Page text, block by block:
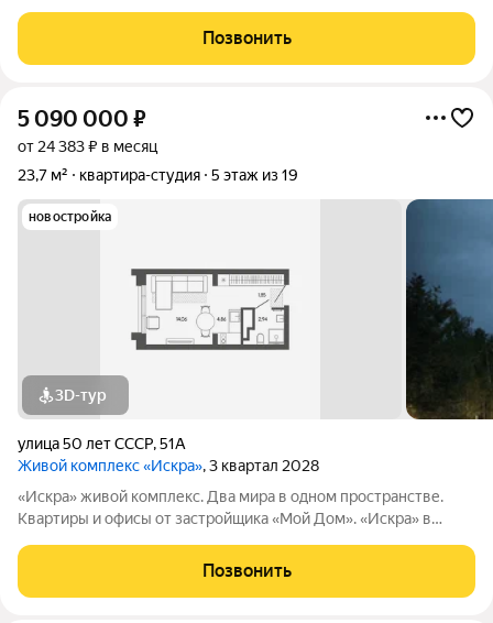
будет полностью готов к заселению в середине августа. О
ремонте и комплектации: Квартира продается с
Позвонить
5 090 000 ₽
от 24 383 ₽ в месяц
23,7 м²
квартира-студия 5 этаж из 19
новостройка
3D-тур
улица 50 лет СССР,51А
Живой комплекс «Искра», 3 квартал 2028
«Искра» живой комплекс. Два мира в одном пространстве.
Квартиры и офисы от застройщика «Мой Дом». «Искра» в
Индустриальном районе. Проект объединяет жилую и
офисную башни, торговую галерею и
Позвонить